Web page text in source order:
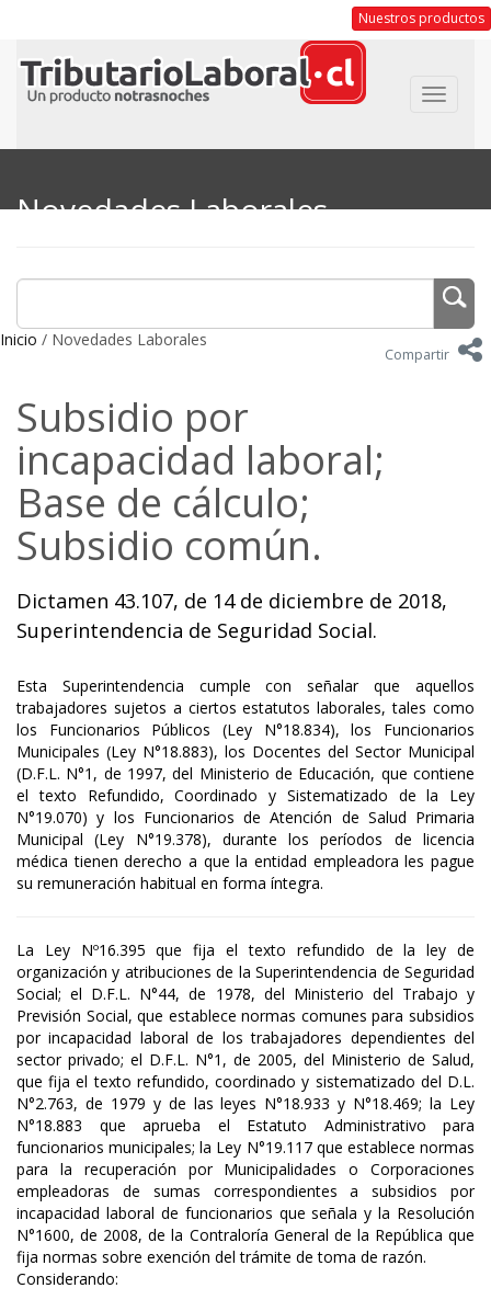
Nuestros productos
Toggle
Novedades Laborales
Inicio / Novedades Laborales
Compartir
Subsidio por
incapacidad laboral;
Base de cálculo;
Subsidio común.
Dictamen 43.107, de 14 de diciembre de 2018,
Superintendencia de Seguridad Social.
Esta Superintendencia cumple con señalar que aquellos
trabajadores sujetos a ciertos estatutos laborales, tales como
los Funcionarios Públicos (Ley N°18.834), los Funcionarios
Municipales (Ley N°18.883), los Docentes del Sector Municipal
(D.F.L. N°1, de 1997, del Ministerio de Educación, que contiene
el texto Refundido, Coordinado y Sistematizado de la Ley
N°19.070) y los Funcionarios de Atención de Salud Primaria
Municipal (Ley N°19.378), durante los períodos de licencia
médica tienen derecho a que la entidad empleadora les pague
su remuneración habitual en forma íntegra.
La Ley Nº16.395 que fija el texto refundido de la ley de
organización y atribuciones de la Superintendencia de Seguridad
Social; el D.F.L. N°44, de 1978, del Ministerio del Trabajo y
Previsión Social, que establece normas comunes para subsidios
por incapacidad laboral de los trabajadores dependientes del
sector privado; el D.F.L. N°1, de 2005, del Ministerio de Salud,
que fija el texto refundido, coordinado y sistematizado del D.L.
N°2.763, de 1979 y de las leyes N°18.933 y N°18.469; la Ley
N°18.883 que aprueba el Estatuto Administrativo para
funcionarios municipales; la Ley N°19.117 que establece normas
para la recuperación por Municipalidades o Corporaciones
empleadoras de sumas correspondientes a subsidios por
incapacidad laboral de funcionarios que señala y la Resolución
N°1600, de 2008, de la Contraloría General de la República que
fija normas sobre exención del trámite de toma de razón.
Considerando: